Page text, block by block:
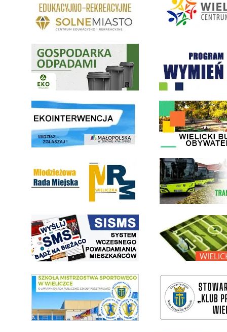
Gospodarka odpadami na terenie Miasta i Gminy Wieliczka
link do strony ekointerwencja dot.- powietrza link do strony - Wielicki
link do strony Wielickiej
link do strony systemu wczesnego ostrzegania mieszkańców SISMS
link do opisu projektu
link do SMS Wieliczka wieliczka-wieliczanie na bis